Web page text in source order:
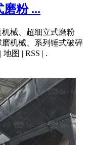
粉 ...
械、超细立式磨粉
机械、系列锤式破碎
图 | RSS | .